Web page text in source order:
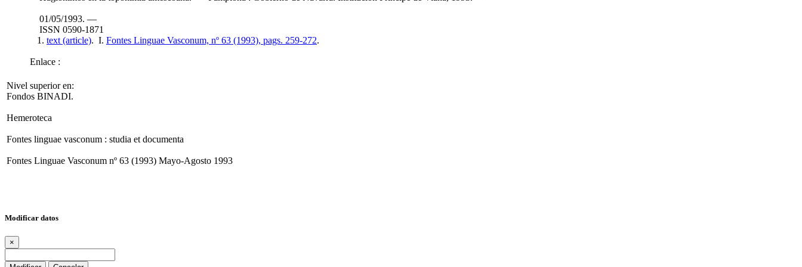
01/05/1993. —
ISSN 0590-1871
1. text (article). I. Fontes Linguae Vasconum, nº 63 (1993), pags. 259-272.
Enlace :
Nivel superior en:
Fondos BINADI.
Hemeroteca
Fontes linguae vasconum : studia et documenta
Fontes Linguae Vasconum nº 63 (1993) Mayo-Agosto 1993
Modificar datos
×